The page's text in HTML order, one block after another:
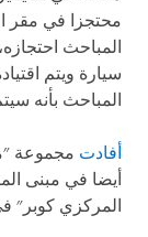
محتجزا في مقر
المباحث
سيارة ويتم
المباحث بأنه
أفادت مجموعة
أيضا في مبنى
المركزي كوبر"